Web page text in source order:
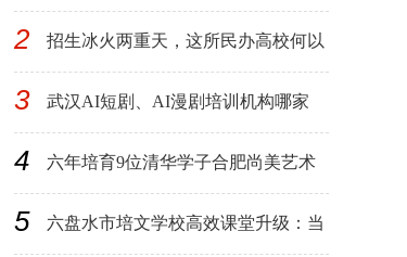
2
招生冰火两重天，这所民办高校何以
3
武汉AI短剧、AI漫剧培训机构哪家
4
六年培育9位清华学子合肥尚美艺术
5
六盘水市培文学校高效课堂升级：当